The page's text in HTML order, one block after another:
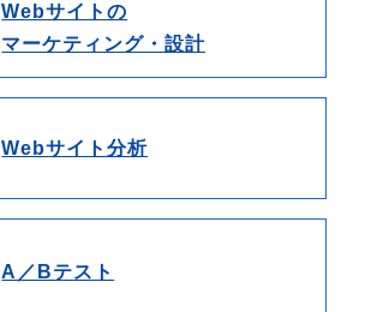
Webサイトの
マーケティング・設計
Webサイト分析
A／Bテスト